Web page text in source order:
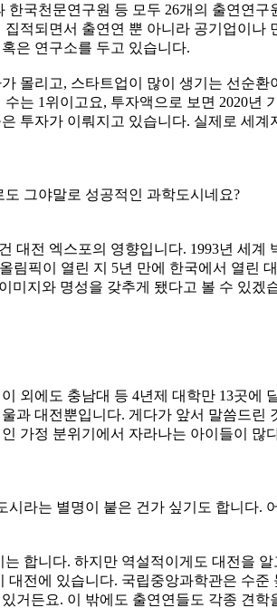
국천문연구원 등 모두 26개의 출연연
적되면서 출연연 뿐 아니라 공기업이
은 연구소를 두고 있습니다.
몰리고, 스타트업이 많이 생기는 선순
는 1위이고요, 투자액으로 보면 2020년
투자가 이뤄지고 있습니다. 실제로 세
그야말로 성공적인 과학도시네요?
대전 엑스포의 영향입니다. 1993년 세
픽이 열린 지 5년 만에 한국에서 열린
미지와 명성을 갖추게 됐다고 볼 수 있겠
외에도 충남대 등 4년제 대학만 13곳에
과 대전뿐입니다. 게다가 앞서 말씀드
가정 분위기에서 자라나는 아이들이
라는 별명이 붙은 건가 싶기도 합니다.
합니다. 하지만 역설적이게도 대전을
전에 있습니다. 국립중앙과학관은 수
거든요. 이 밖에도 출연연들도 각종 견